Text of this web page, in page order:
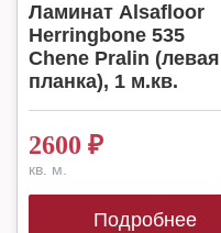
Ламинат Alsafloor
Herringbone 535
Chene Pralin (левая
планка), 1 м.кв.
2600 ₽
кв. м.
Подробнее